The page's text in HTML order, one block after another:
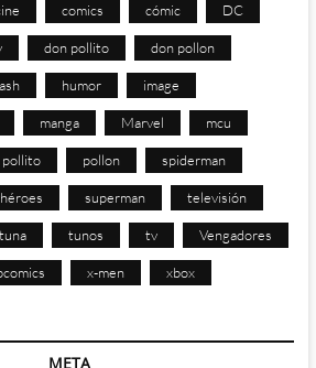
comics cómic DC
don pollito don pollon
humor image
manga Marvel mcu
pollito pollon spiderman
superman televisión
tuna tunos tv Vengadores
x-men xbox
META